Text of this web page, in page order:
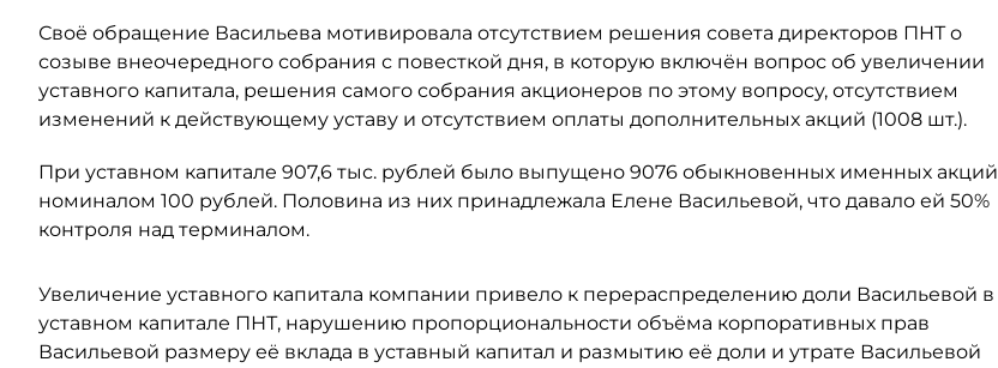
Своё обращение Васильева мотивировала отсутствием решения совета директоров ПНТ о
созыве внеочередного собрания с повесткой дня, в которую включён вопрос об увеличении
уставного капитала, решения самого собрания акционеров по этому вопросу, отсутствием
изменений к действующему уставу и отсутствием оплаты дополнительных акций (1008 шт.).
При уставном капитале 907,6 тыс. рублей было выпущено 9076 обыкновенных именных акций
номиналом 100 рублей. Половина из них принадлежала Елене Васильевой, что давало ей 50%
контроля над терминалом.
Увеличение уставного капитала компании привело к перераспределению доли Васильевой в
уставном капитале ПНТ, нарушению пропорциональности объёма корпоративных прав
Васильевой размеру её вклада в уставный капитал и размытию её доли и утрате Васильевой